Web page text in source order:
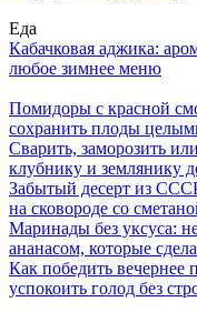
Еда
Кабачковая аджика:
любое зимнее меню
Помидоры с красной
сохранить плоды
Сварить, заморозить
клубнику и землянику
Забытый десерт из
на сковороде со
Маринады без уксуса:
ананасом, которые
Как победить вечернее
успокоить голод без